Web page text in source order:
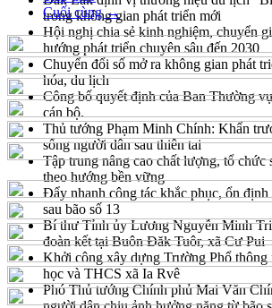
trong không gian phát triển mới
Hội nghị chia sẻ kinh nghiệm, chuyển
hướng phát triển chuyên sâu đến 2030
Chuyển đổi số mở ra không gian phát
hóa, du lịch
Công bố quyết định của Ban Thường
cán bộ.
Thủ tướng Phạm Minh Chính: Khẩn
sống người dân sau thiên tai
Tập trung nâng cao chất lượng, tổ chức
theo hướng bền vững
Đẩy nhanh công tác khắc phục, ổn định
sau bão số 13
Bí thư Tỉnh ủy Lương Nguyễn Minh
đoàn kết tại Buôn Đăk Tuôr, xã Cư Pui
Khởi công xây dựng Trường Phổ thông
học và THCS xã Ia Rvê
Phó Thủ tướng Chính phủ Mai Văn
Cuối cùng →